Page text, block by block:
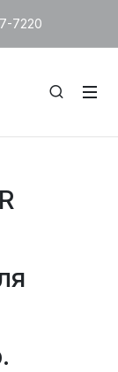
7220